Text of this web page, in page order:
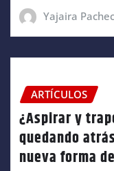
Yajaira
ARTÍCULOS
¿Aspirar y
quedando
nueva forma